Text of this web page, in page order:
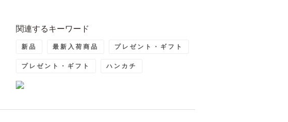
関連するキーワード
新品 最新入荷商品 プレゼント・ギフト
プレゼント・ギフト ハンカチ